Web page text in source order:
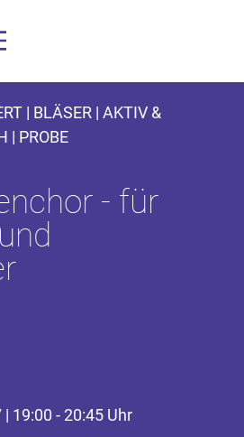
| BLÄSER | AKTIV &
| PROBE
- für
19:00 - 20:45 Uhr